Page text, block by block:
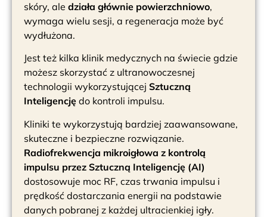
skóry, ale działa głównie powierzchniowo,
wymaga wielu sesji, a regeneracja może być
wydłużona.
Jest też kilka klinik medycznych na świecie gdzie
możesz skorzystać z ultranowoczesnej
technologii wykorzystującej Sztuczną
Inteligencję do kontroli impulsu.
Kliniki te wykorzystują bardziej zaawansowane,
skuteczne i bezpieczne rozwiązanie.
Radiofrekwencja mikroigłowa z kontrolą
impulsu przez Sztuczną Inteligencję (AI)
dostosowuje moc RF, czas trwania impulsu i
prędkość dostarczania energii na podstawie
danych pobranej z każdej ultracienkiej igły.